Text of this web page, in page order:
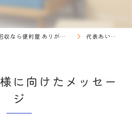
愛知県名古屋市の不用品回収なら便利屋 ありがた家 代表あいさつ
に向けたメッセー
ジ